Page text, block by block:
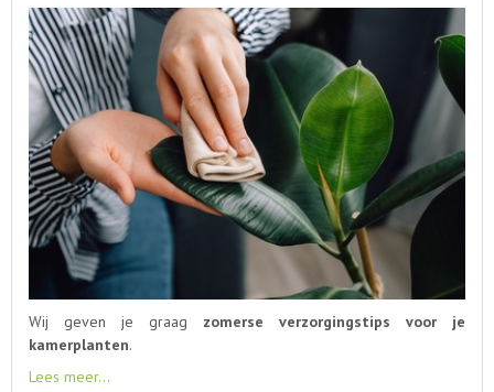
Wij geven je graag zomerse verzorgingstips voor je
kamerplanten.
Lees meer...